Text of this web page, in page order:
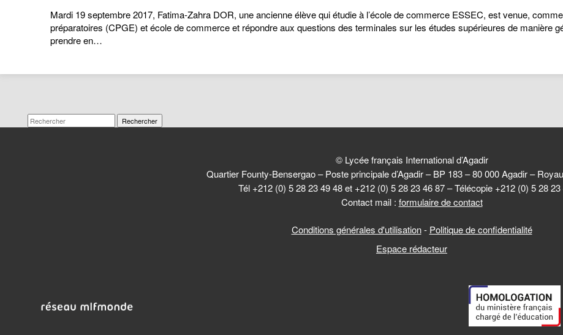
Mardi 19 septembre 2017, Fatima-Zahra DOR, une ancienne élève qui étudie à l’école de commerce ESSEC, est venue,
préparatoires (CPGE) et école de commerce et répondre aux questions des terminales sur les études supérieures de manière
prendre en…
Rechercher
© Lycée français International d’Agadir
Quartier Founty-Bensergao – Poste principale d’Agadir – BP 183 – 80 000 Agadir –
Tél +212 (0) 5 28 23 49 48 et +212 (0) 5 28 23 46 87 – Télécopie +212 (0) 5 28
Contact mail : formulaire de contact
Conditions générales d'utilisation- Politique de confidentialité
Espace rédacteur